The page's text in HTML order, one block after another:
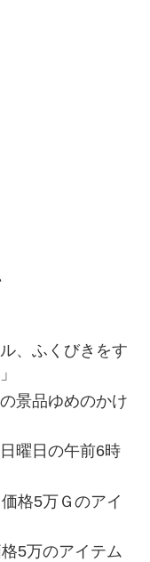
、ふくびきをす
景品ゆめのかけ
曜日の午前6時
格5万Ｇ のアイ
5万のアイテム